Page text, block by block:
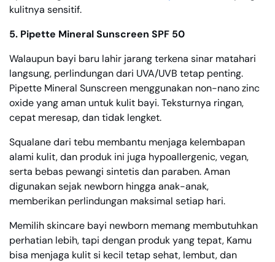
kulitnya sensitif.
5. Pipette Mineral Sunscreen SPF 50
Walaupun bayi baru lahir jarang terkena sinar matahari
langsung, perlindungan dari UVA/UVB tetap penting.
Pipette Mineral Sunscreen menggunakan non-nano zinc
oxide yang aman untuk kulit bayi. Teksturnya ringan,
cepat meresap, dan tidak lengket.
Squalane dari tebu membantu menjaga kelembapan
alami kulit, dan produk ini juga hypoallergenic, vegan,
serta bebas pewangi sintetis dan paraben. Aman
digunakan sejak newborn hingga anak-anak,
memberikan perlindungan maksimal setiap hari.
Memilih skincare bayi newborn memang membutuhkan
perhatian lebih, tapi dengan produk yang tepat, Kamu
bisa menjaga kulit si kecil tetap sehat, lembut, dan